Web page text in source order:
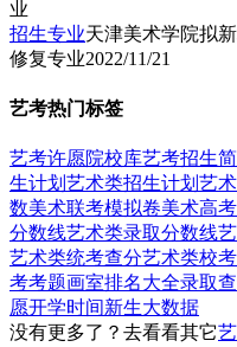
招生专业天津美术学院拟
修复专业2022/11/21
艺考热门标签
艺考许愿院校库艺考招生
生计划 艺术类招生计划 艺
数美术联考模拟卷美术高
分数线艺术类录取分数线
艺术类统考查分艺术类校
考考题画室排名大全录取
愿开学时间新生大数据
没有更多了？去看看其它